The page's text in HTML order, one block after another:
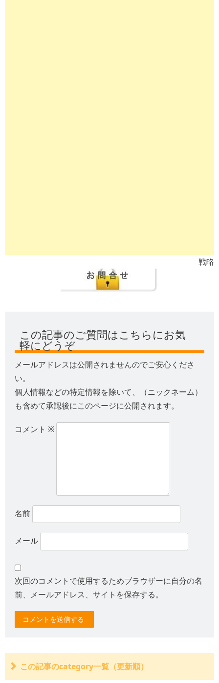
戦略
この記事のご質問はこちらにお気
軽にどうぞ
メールアドレスは公開されませんのでご安心くださ
い。
個人情報などの特定情報を除いて、（ニックネーム）
も含めて承認後にこのページに公開されます。
コメント ※
名前
メール
次回のコメントで使用するためブラウザーに自分の名
前、メールアドレス、サイトを保存する。
この記事のcategory一覧（更新順）